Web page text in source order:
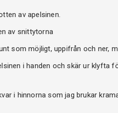
av apelsinen.
av snittytorna
som möjligt, uppifrån och ner,
i handen och skär ur klyfta
i hinnorna som jag brukar